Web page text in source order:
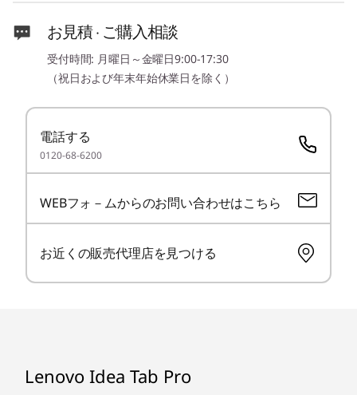
ントの体験を高める
Lenovo Idea Tab Pro は、MediaTek Dimensity
ます。美しい 12.7 型 3K ディスプレイで鮮やかで
精細な映像を楽しみながら、4 つの JBL スピーカ
ーで臨場感あふれるサウンドを提供します。長時
間持続するバッテリーと急速充電により、いつで
も快適に使えます。
バッテリー 使用時間
約 11時間
製品仕様書
Lenovo Idea Tab Pro（ZAE40096JP）
＊発売時のOSバージョンです。出荷時OSバージョンは生
産時期によりアップグレードされる場合があります。
microSDメディアカードリーダー
-
-キーボード位置決め用穴
-スマートコネクター
-
お見積 · ご購入相談
受付時間: 月曜日～金曜日9:00-17:30
（祝日および年末年始休業日を除く）
電話する
0120-68-6200
WEBフォ－ムからのお問い合わせはこちら
お近くの販売代理店を見つける
Lenovo Idea Tab Pro